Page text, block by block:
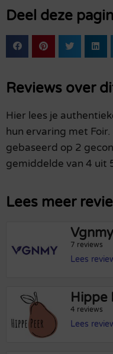
Deel deze
Reviews over
Hier lees je
hun ervaring met
gebaseerd op 2
gemiddelde van 4 uit
Lees meer
7 reviews
Lees
Hippe
4 reviews
Lees